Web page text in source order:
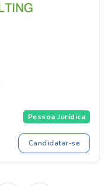
Pessoa Jurídica
Candidatar-se